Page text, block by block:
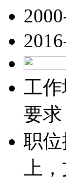
工
要求
职
上